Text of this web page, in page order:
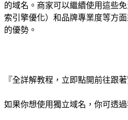
的域名。商家可以繼續使用這些
索引擎優化）和品牌專業度等方
的優勢。
『全詳解教程，立即點開前往跟著
如果你想使用獨立域名，你可透